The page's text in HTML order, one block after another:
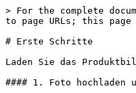
> For the complete
to page URLs; this
# Erste Schritte
Laden Sie das
#### 1. Foto hochladen